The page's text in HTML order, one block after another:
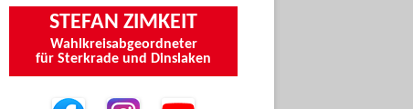
STEFAN ZIMKEIT
Wahlkreisabgeordneter
für Sterkrade und Dinslaken